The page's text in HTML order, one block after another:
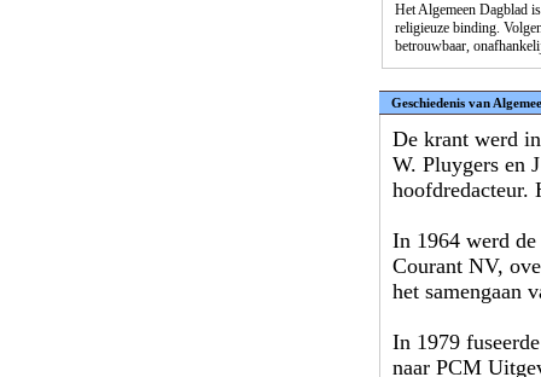
Het Algemeen Dagblad
religieuze binding.
betrouwbaar,
Geschiedenis van
De krant werd
W. Pluygers en
hoofdredacteur.
In 1964 werd
Courant NV,
het samengaan
In 1979
naar PCM